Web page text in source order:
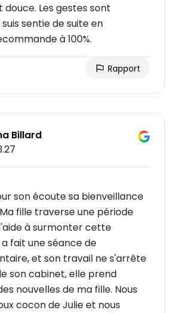
Les gestes sont
sentie de suite en
à 100%.
Rapport
Billard
son écoute sa bienveillance
fille traverse une période
à surmonter cette
fait une séance de
et son travail ne s'arrête
son cabinet, elle prend
nouvelles de ma fille. Nous
cocon de Julie et nous